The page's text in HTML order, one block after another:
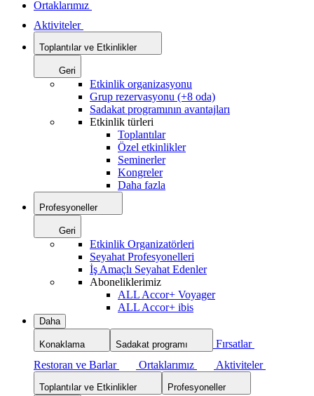
Ortaklarımız
Aktiviteler
Toplantılar ve Etkinlikler
Geri
Etkinlik organizasyonu
Grup rezervasyonu (+8 oda)
Sadakat programının avantajları
Etkinlik türleri
Toplantılar
Özel etkinlikler
Seminerler
Kongreler
Daha fazla
Profesyoneller
Geri
Etkinlik Organizatörleri
Seyahat Profesyonelleri
İş Amaçlı Seyahat Edenler
Aboneliklerimiz
ALL Accor+ Voyager
ALL Accor+ ibis
Daha
Konaklama Sadakat programı
Fırsatlar
Restoran ve Barlar
Ortaklarımız Aktiviteler
Toplantılar ve Etkinlikler Profesyoneller